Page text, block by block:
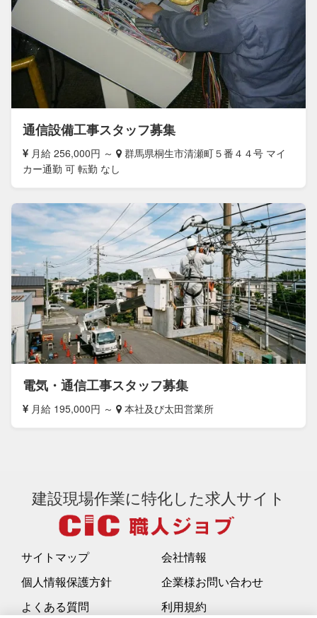
通信設備工事スタッフ募集
月給 256,000円 ～
群馬県桐生市清瀬町５番４４号 マイ
カー通勤 可 転勤 なし
電気・通信工事スタッフ募集
月給 195,000円 ～ 本社及び太田営業所
建設現場作業に特化した求人サイト
サイトマップ
会社情報
個人情報保護方針
企業様お問い合わせ
よくある質問
利用規約